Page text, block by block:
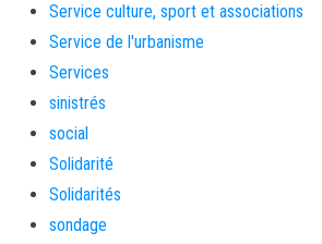
Service culture, sport et associations
Service de l'urbanisme
Services
sinistrés
social
Solidarité
Solidarités
sondage